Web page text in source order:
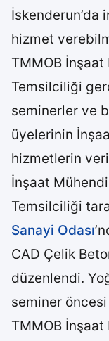
İskenderun’da
hizmet
TMMOB
Temsilciliği
seminerler ve
üyelerinin
hizmetlerin
İnşaat
Temsilciliği
Sanayi Odası
CAD Çelik
düzenlendi.
seminer öncesi
TMMOB